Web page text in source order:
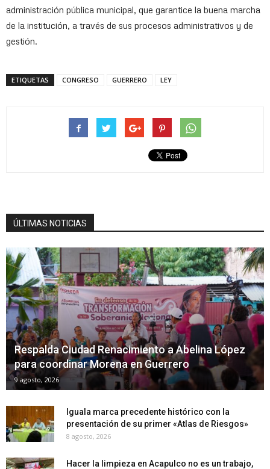
administración pública municipal, que garantice la buena marcha
de la institución, a través de sus procesos administrativos y de
gestión.
ETIQUETAS CONGRESO GUERRERO LEY
ÚLTIMAS NOTICIAS
Respalda Ciudad Renacimiento a Abelina López
para coordinar Morena en Guerrero
9 agosto, 2026
Iguala marca precedente histórico con la
presentación de su primer «Atlas de Riesgos»
8 agosto, 2026
Hacer la limpieza en Acapulco no es un trabajo,